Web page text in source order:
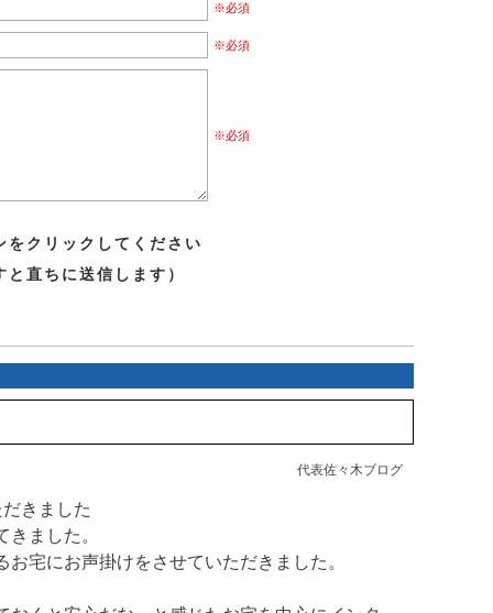
※必須
※必須
※必須
をクリックしてください
直ちに送信します）
代表佐々木ブログ
きました
ました。
宅にお声掛けをさせていただきました。